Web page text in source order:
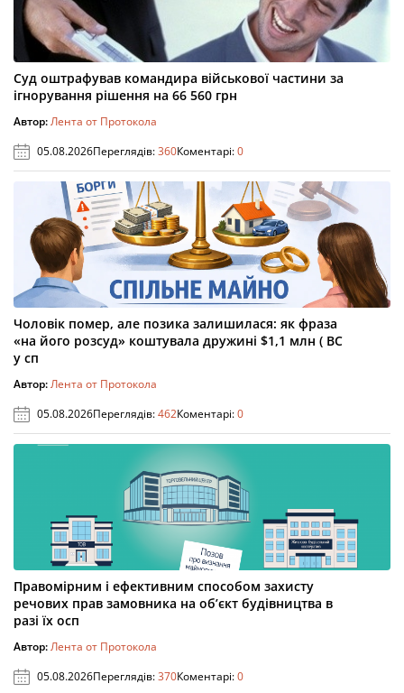
Суд оштрафував командира військової частини за
ігнорування рішення на 66 560 грн
Автор:Лента от Протокола
05.08.2026Переглядів:360Коментарі:0
Чоловік помер, але позика залишилася: як фраза
«на його розсуд» коштувала дружині $1,1 млн ( ВС
у сп
Автор:Лента от Протокола
05.08.2026Переглядів:462Коментарі:0
Правомірним і ефективним способом захисту
речових прав замовника на об’єкт будівництва в
разі їх осп
Автор:Лента от Протокола
05.08.2026Переглядів:370Коментарі:0